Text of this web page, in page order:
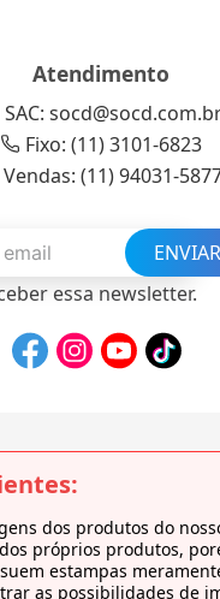
Atendimento
SAC:
Fixo: (11) 3101-6823
Vendas: (11) 94031-
ENVIAR
essa newsletter.
dos produtos do
próprios produtos,
estampas
as possibilidades de